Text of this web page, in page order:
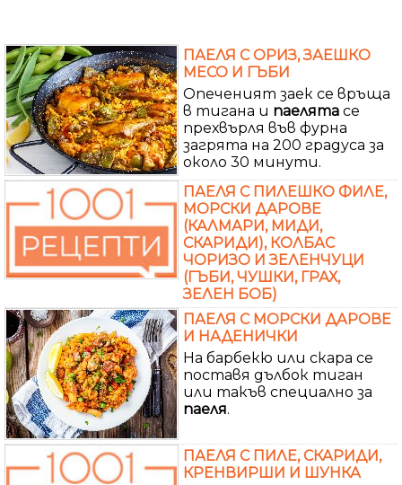
ПАЕЛЯ С ОРИЗ, ЗАЕШКО
МЕСО И ГЪБИ
Опеченият заек се връща
в тигана и паелята се
прехвърля във фурна
загрята на 200 градуса за
около 30 минути.
ПАЕЛЯ С ПИЛЕШКО ФИЛЕ,
МОРСКИ ДАРОВЕ
(КАЛМАРИ, МИДИ,
СКАРИДИ), КОЛБАС
ЧОРИЗО И ЗЕЛЕНЧУЦИ
(ГЪБИ, ЧУШКИ, ГРАХ,
ЗЕЛЕН БОБ)
ПАЕЛЯ С МОРСКИ ДАРОВЕ
И НАДЕНИЧКИ
На барбекю или скара се
поставя дълбок тиган
или такъв специално за
паеля.
ПАЕЛЯ С ПИЛЕ, СКАРИДИ,
КРЕНВИРШИ И ШУНКА